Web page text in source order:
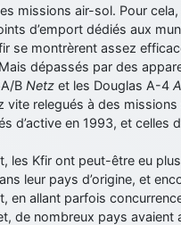
missions air-sol. Pour
d’emport dédiés aux
se montrèrent assez
dépassés par des
B Netz et les Douglas A-4
vite relegués à des
d’active en 1993, et celles
les Kfir ont peut-être eu
leur pays d’origine, et
en allant parfois
de nombreux pays avaient